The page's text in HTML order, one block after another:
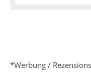
*Werbung /